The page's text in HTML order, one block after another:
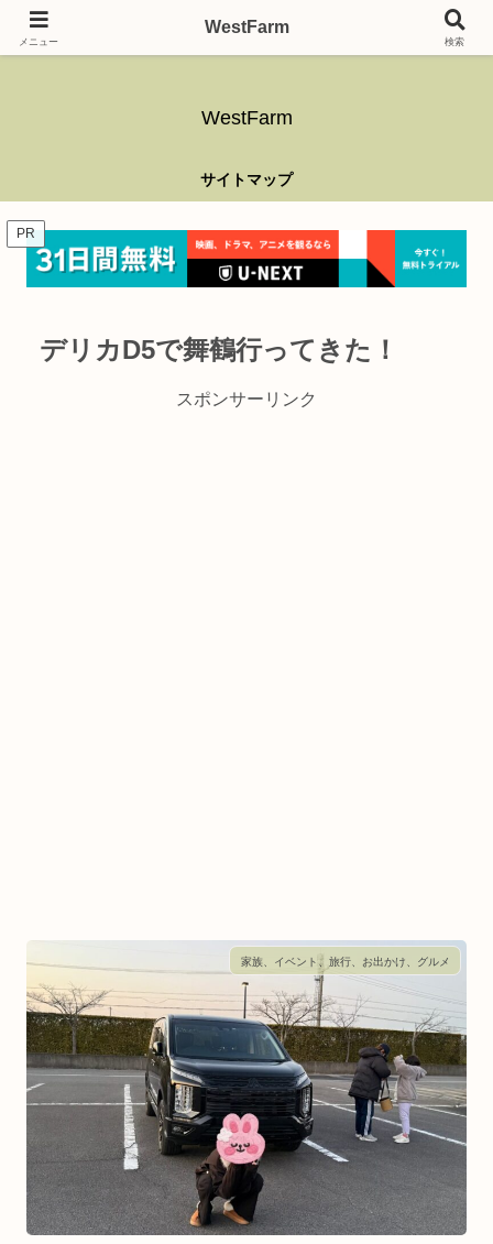
ガーデニング、アウトドア、キャンプ、釣り、乗り物、DIYなど難しい事はさ
WestFarm
サイトマップ
PR
デリカD5で舞鶴行ってきた！
スポンサーリンク
家族、イベント、旅行、お出かけ、グルメ
メニュー
WestFarm
検索